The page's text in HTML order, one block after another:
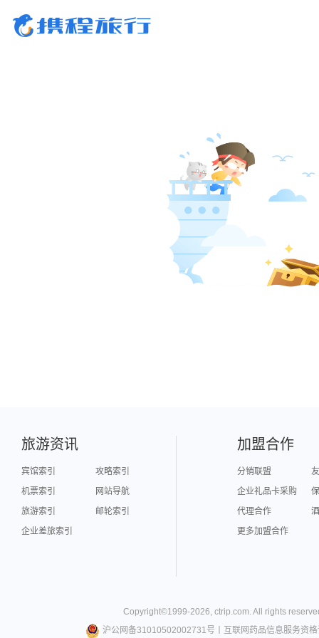
旅游资讯
宾馆索引
攻略索引
机票索引
网站导航
旅游索引
邮轮索引
企业差旅索引
加盟合作
分销联盟
企业礼品卡采购
代理合作
更多加盟合作
Copyright©1999-2026, ctrip.com. All rights
沪公网备31010502002731号
互联网药品信息服务资格